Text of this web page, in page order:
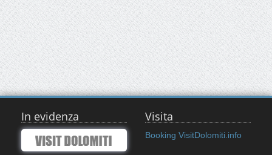
In evidenza Visita
Booking VisitDolomiti.info